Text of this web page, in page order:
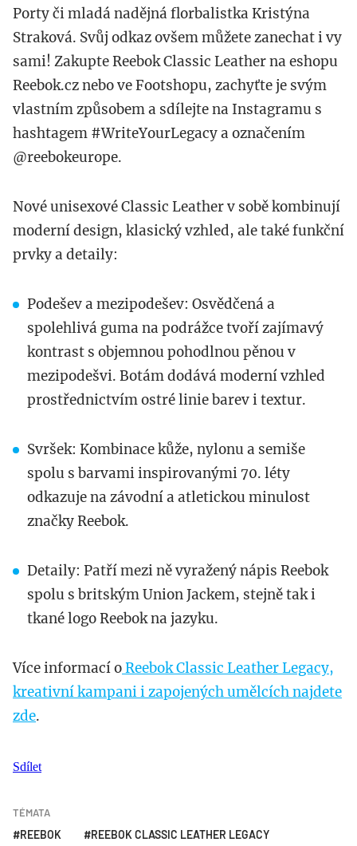
Porty či mladá nadějná florbalistka Kristýna
Straková. Svůj odkaz ovšem můžete zanechat i vy
sami! Zakupte Reebok Classic Leather na eshopu
Reebok.cz nebo ve Footshopu, zachyťte je svým
vlastním způsobem a sdílejte na Instagramu s
hashtagem #WriteYourLegacy a označením
@reebokeurope.
Nové unisexové Classic Leather v sobě kombinují
moderní design, klasický vzhled, ale také funkční
prvky a detaily:
Podešev a mezipodešev: Osvědčená a
spolehlivá guma na podrážce tvoří zajímavý
kontrast s objemnou pohodlnou pěnou v
mezipodešvi. Botám dodává moderní vzhled
prostřednictvím ostré linie barev i textur.
Svršek: Kombinace kůže, nylonu a semiše
spolu s barvami inspirovanými 70. léty
odkazuje na závodní a atletickou minulost
značky Reebok.
Detaily: Patří mezi ně vyražený nápis Reebok
spolu s britským Union Jackem, stejně tak i
tkané logo Reebok na jazyku.
Více informací oReebok Classic Leather Legacy,
kreativní kampani i zapojených umělcích najdete
zde.
Sdílet
TÉMATA
REEBOK REEBOK CLASSIC LEATHER LEGACY